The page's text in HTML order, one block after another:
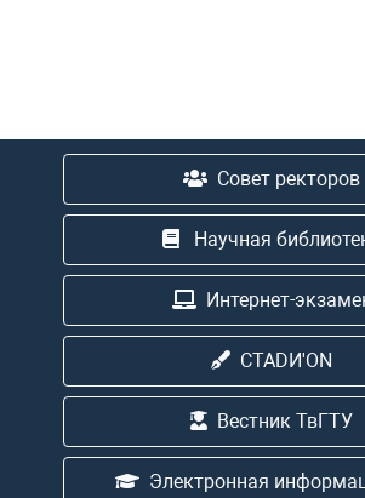
Совет ректоров
Научная
Интернет-
CTADИ'ON
Вестник ТвГТУ
Электронная